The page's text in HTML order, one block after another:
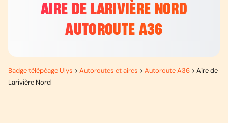
AIRE DE LARIVIÈRE NORD
AUTOROUTE A36
Badge télépéage Ulys > Autoroutes et aires > Autoroute A36 > Aire de
Larivière Nord